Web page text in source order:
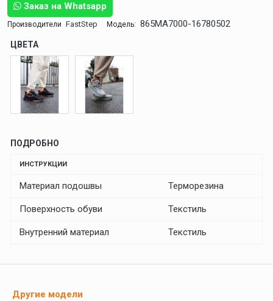
Заказ на Whatsapp
Производители FastStep Модель: 865MA7000-16780502
ЦВЕТА
ПОДРОБНО
ИНСТРУКЦИИ
Материал подошвы Терморезина
Поверхность обуви Текстиль
Внутренний материал Текстиль
Другие модели